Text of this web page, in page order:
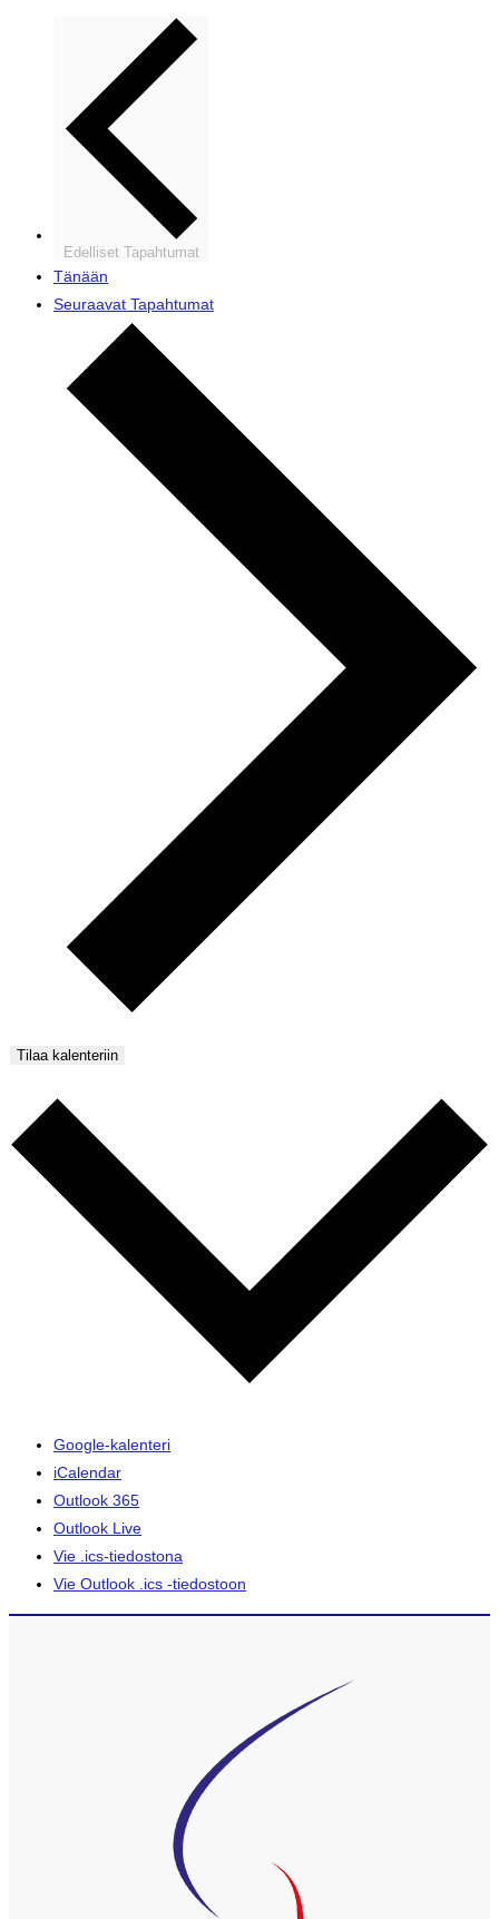
Edelliset Tapahtumat
Tänään
Seuraavat Tapahtumat
Tilaa kalenteriin
Google-kalenteri
iCalendar
Outlook 365
Outlook Live
Vie .ics-tiedostona
Vie Outlook .ics -tiedostoon